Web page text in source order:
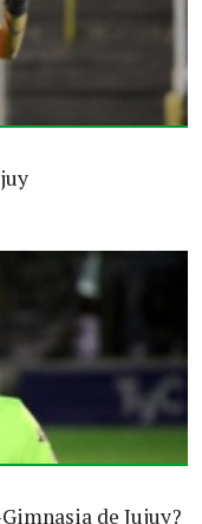
de Jujuy?